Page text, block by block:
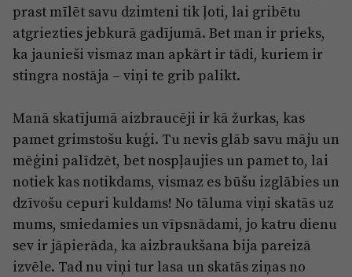
prast mīlēt savu dzimteni tik ļoti, lai gribētu
atgriezties jebkurā gadījumā. Bet man ir prieks,
ka jaunieši vismaz man apkārt ir tādi, kuriem ir
stingra nostāja – viņi te grib palikt.
Manā skatījumā aizbraucēji ir kā žurkas, kas
pamet grimstošu kuģi. Tu nevis glāb savu māju un
mēģini palīdzēt, bet nospļaujies un pamet to, lai
notiek kas notikdams, vismaz es būšu izglābies un
dzīvošu cepuri kuldams! No tāluma viņi skatās uz
mums, smiedamies un vīpsnādami, jo katru dienu
sev ir jāpierāda, ka aizbraukšana bija pareizā
izvēle. Tad nu viņi tur lasa un skatās ziņas no